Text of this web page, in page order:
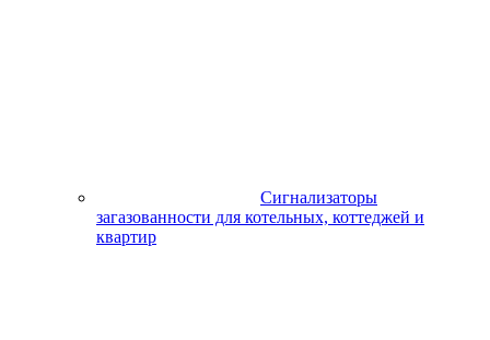
Сигнализаторы
загазованности для котельных, коттеджей и
квартир